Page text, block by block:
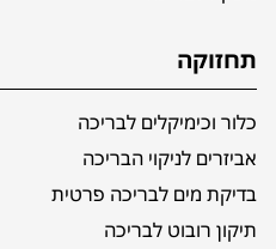
תחזוקה
כלור וכימיקלים לבריכה
אביזרים לניקוי הבריכה
בדיקת מים לבריכה פרטית
תיקון רובוט לבריכה